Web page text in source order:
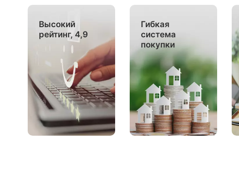
Высокий
рейтинг, 4,9
Гибкая
система
покупки